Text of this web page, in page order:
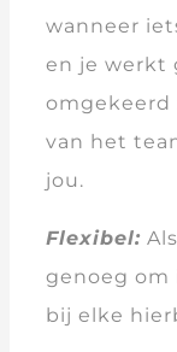
wanneer
en je werkt
omgekeerd
van het
jou.
Flexibel:
genoeg om
bij elke